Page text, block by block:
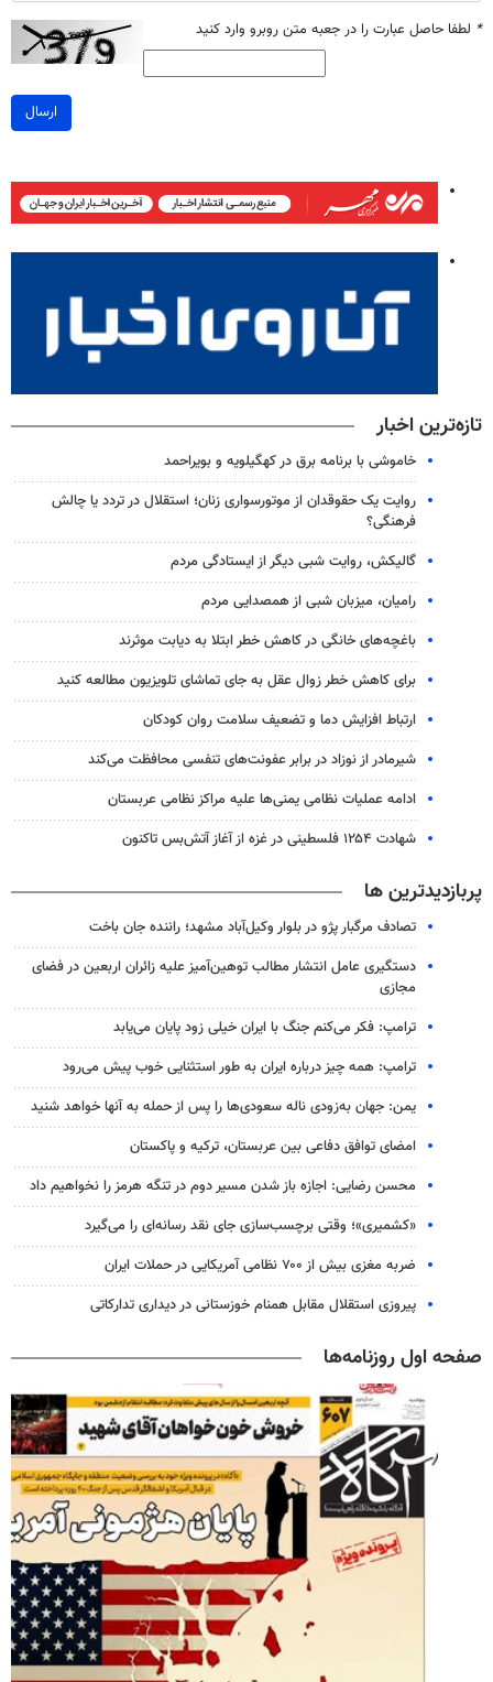
* لطفا حاصل عبارت را در جعبه متن روبرو وارد کنید
ارسال
تازه‌ترین اخبار
خاموشی با برنامه برق در کهگیلویه و بویراحمد
روایت یک حقوقدان از موتورسواری زنان؛ استقلال در تردد یا چالش
فرهنگی؟
گالیکش، روایت شبی دیگر از ایستادگی مردم
رامیان، میزبان شبی از همصدایی مردم
باغچه‌های خانگی در کاهش خطر ابتلا به دیابت موثرند
برای کاهش خطر زوال عقل به جای تماشای تلویزیون مطالعه کنید
ارتباط افزایش دما و تضعیف سلامت روان کودکان
شیرمادر از نوزاد در برابر عفونت‌های تنفسی محافظت می‌کند
ادامه عملیات نظامی یمنی‌ها علیه مراکز نظامی عربستان
شهادت ۱۲۵۴ فلسطینی در غزه از آغاز آتش‌بس تاکنون
پربازدیدترین ها
تصادف مرگبار پژو در بلوار وکیل‌آباد مشهد؛ راننده جان باخت
دستگیری عامل انتشار مطالب توهین‌آمیز علیه زائران اربعین در فضای
مجازی
ترامپ: فکر می‌کنم جنگ با ایران خیلی زود پایان می‌یابد
ترامپ: همه چیز درباره ایران به طور استثنایی خوب پیش می‌رود
یمن: جهان به‌زودی ناله سعودی‌ها را پس از حمله به آنها خواهد شنید
امضای توافق دفاعی بین عربستان، ترکیه و پاکستان
محسن رضایی: اجازه باز شدن مسیر دوم در تنگه هرمز را نخواهیم داد
«کشمیری»؛ وقتی برچسب‌سازی جای نقد رسانه‌ای را می‌گیرد
ضربه مغزی بیش از ۷۰۰ نظامی آمریکایی در حملات ایران
پیروزی استقلال مقابل همنام خوزستانی در دیداری تدارکاتی
صفحه اول روزنامه‌ها